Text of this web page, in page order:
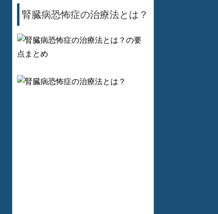
腎臓病恐怖症の治療法とは？